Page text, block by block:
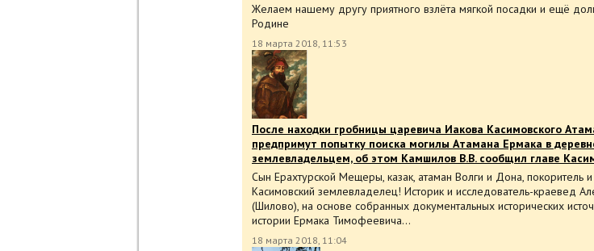
Желаем нашему другу приятного взлёта мягкой посадки и ещё
Родине
18 марта 2018, 11:53
После находки гробницы царевича Иакова Касимовского
предпримут попытку поиска могилы Атамана Ермака в
землевладельцем, об этом Камшилов В.В. сообщил главе
Сын Ерахтурской Мещеры, казак, атаман Волги и Дона, покоритель
Касимовский землевладелец! Историк и исследователь-краевед
(Шилово), на основе собранных документальных исторических
истории Ермака Тимофеевича…
18 марта 2018, 11:04